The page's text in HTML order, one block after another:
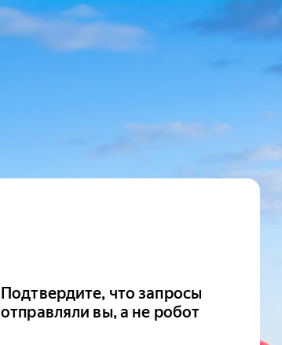
Подтвердите, что запросы
отправляли вы, а не робот